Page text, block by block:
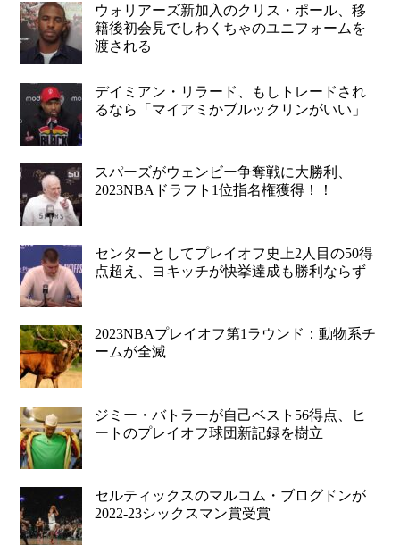
ウォリアーズ新加入のクリス・ポール、移
籍後初会見でしわくちゃのユニフォームを
渡される
デイミアン・リラード、もしトレードされ
るなら「マイアミかブルックリンがいい」
スパーズがウェンビー争奪戦に大勝利、
2023NBAドラフト1位指名権獲得！！
センターとしてプレイオフ史上2人目の50得
点超え、ヨキッチが快挙達成も勝利ならず
2023NBAプレイオフ第1ラウンド：動物系チ
ームが全滅
ジミー・バトラーが自己ベスト56得点、ヒ
ートのプレイオフ球団新記録を樹立
セルティックスのマルコム・ブログドンが
2022-23シックスマン賞受賞